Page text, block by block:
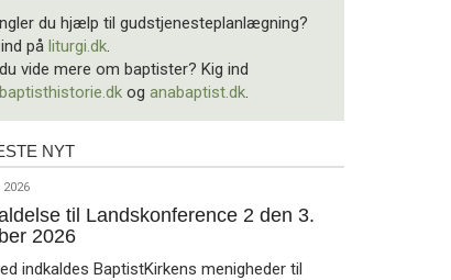
du hjælp til gudstjenesteplanlægning?
på liturgi.dk
vide mere om baptister? Kig ind
baptisthistorie.dk og anabaptist.dk
NYT
2026
til Landskonference 2 den 3.
2026
indkaldes BaptistKirkens menigheder til